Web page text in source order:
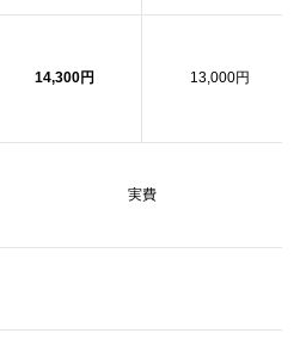
14,300円 13,000円
実費